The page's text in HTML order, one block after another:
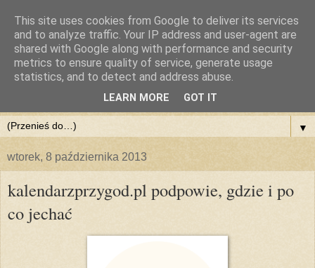
▼
wtorek, 8 października 2013
kalendarzprzygod.pl podpowie, gdzie i po
co jechać
This site uses cookies from Google to deliver its services
and to analyze traffic. Your IP address and user-agent are
shared with Google along with performance and security
metrics to ensure quality of service, generate usage
statistics, and to detect and address abuse.
LEARN MORE GOT IT